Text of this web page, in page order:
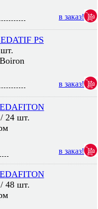
в заказ!
PS
в заказ!
/ 24 шт.
в заказ!
/ 48 шт.